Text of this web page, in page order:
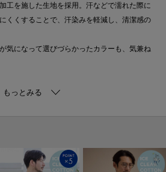
工を施した生地を採用。汗などで濡れた際に
くくすることで、汗染みを軽減し、清潔感の
気になって選びづらかったカラーも、気兼ね
用を想定したテーラード衿仕様を採用。後ろ
しても使いやすいテーラードTシャツと、ON
2タイプ。
ーンでも、汗染みを気にせずスマートに着こ